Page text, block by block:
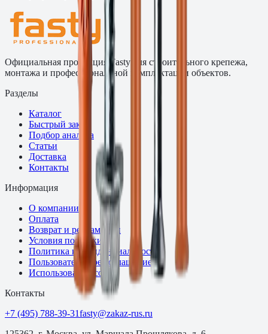
Официальная продукция Fasty для строительного крепежа,
монтажа и профессиональной комплектации объектов.
Разделы
Каталог
Быстрый заказ
Подбор аналога
Статьи
Доставка
Контакты
Информация
О компании
Оплата
Возврат и рекламации
Условия поставки
Политика конфиденциальности
Пользовательское соглашение
Использование cookie
Контакты
+7 (495) 788-39-31fasty@zakaz-rus.ru